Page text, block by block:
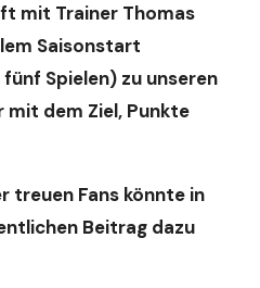
mit Trainer Thomas
Saisonstart
fünf Spielen) zu unseren
mit dem Ziel, Punkte
treuen Fans könnte in
Beitrag dazu